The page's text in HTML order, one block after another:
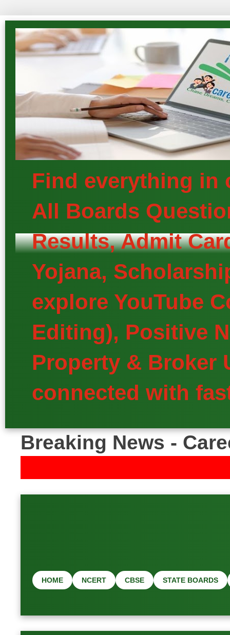
Find everything in
All Boards
Results, Admit
Yojana,
explore YouTube
Editing), Positive
Property & Broker
connected with
Breaking News -
HOME NCERT CBSE STATE BOARDS